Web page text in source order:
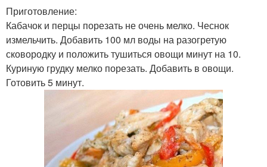
Приготовление:
Кабачок и перцы порезать не очень мелко. Чеснок
измельчить. Добавить 100 мл воды на разогретую
сковородку и положить тушиться овощи минут на 10.
Куриную грудку мелко порезать. Добавить в овощи.
Готовить 5 минут.